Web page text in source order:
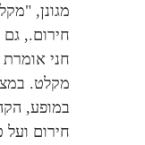
מגונן,
חירום.,
חני
מקלט.
במופע,
חירום